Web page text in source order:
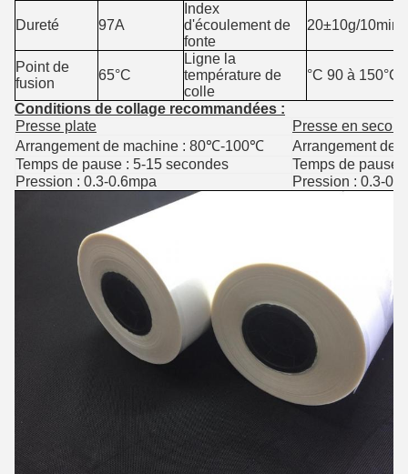
Dureté 97A
Index
d'écoulement de
fonte
20±10g/10min
Point de
fusion
65°C
Ligne la
température de
colle
°C 90 à 150°C
Conditions de collage recommandées :
Presse plate
Presse en
Arrangement de machine : 80℃-100℃
Arrangement de
Temps de pause : 5-15 secondes
Temps de pause
Pression : 0.3-0.6mpa
Pression : 0.3-